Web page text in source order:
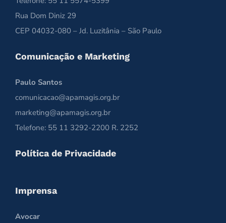
Rua Dom Diniz 29
CEP 04032-080 – Jd. Luzitânia – São Paulo
Comunicação e Marketing
Paulo Santos
comunicacao@apamagis.org.br
marketing@apamagis.org.br
Telefone: 55 11 3292-2200 R. 2252
Política de Privacidade
Imprensa
Avocar